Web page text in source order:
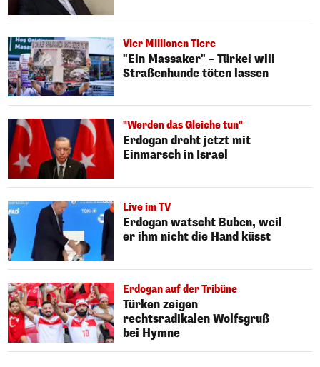
Vier Millionen Tiere
"Ein Massaker" – Türkei will
Straßenhunde töten lassen
"Werden das Gleiche tun"
Erdogan droht jetzt mit
Einmarsch in Israel
Live im TV
Erdogan watscht Buben, weil
er ihm nicht die Hand küsst
Erdogan auf der Tribüne
Türken zeigen
rechtsradikalen Wolfsgruß
bei Hymne